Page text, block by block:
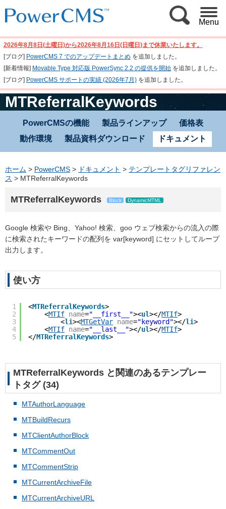
Menu
2026年8月8日(土曜日)から2026年8月16日(日曜日)まで休業いたします。
[ブログ] PowerCMS 7 でのアップデートまとめ を追加しました。
[新着情報] Movable Type 対応版 PowerSync 2.2 の提供を開始を追加しました。
[ブログ] PowerCMS サポートの実績 (2026年7月)を追加しました。
MTReferralKeywords
PowerCMSの機能 製品ラインアップ
価格表
動作環境
製品資料ダウンロード ドキュメント
ホーム > PowerCMS > ドキュメント > テンプレートタグリファレン
ス > MTReferralKeywords
MTReferralKeywords Block DynamicMTML
Google 検索や Bing、Yahoo! 検索、goo ウェブ検索からの流入の際
に検索されたキーワードの配列を var[keyword] にセットしてループ
出力します。
使い方
1
2
3
4
5
<MTReferralKeywords>
<MTIf name="__first__"><ul></MTIf>
<li><MTGetVar name="keyword"></li>
<MTIf name="__last__"></ul></MTIf>
</MTReferralKeywords>
MTReferralKeywords と関連のあるテンプレー
トタグ (34)
MTAuthorLanguage
MTBuildRecurs
MTClientAuthorBlock
MTCommentOut
MTCommentStrip
MTCurrentArchiveFile
MTCurrentArchiveURL